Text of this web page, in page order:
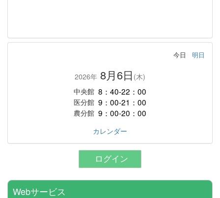
今日 明日
2026年 8月6日 (木)
中央館 8：40-22：00
医分館 9：00-21：00
農分館 9：00-20：00
カレンダー
ログイン
Webサービス